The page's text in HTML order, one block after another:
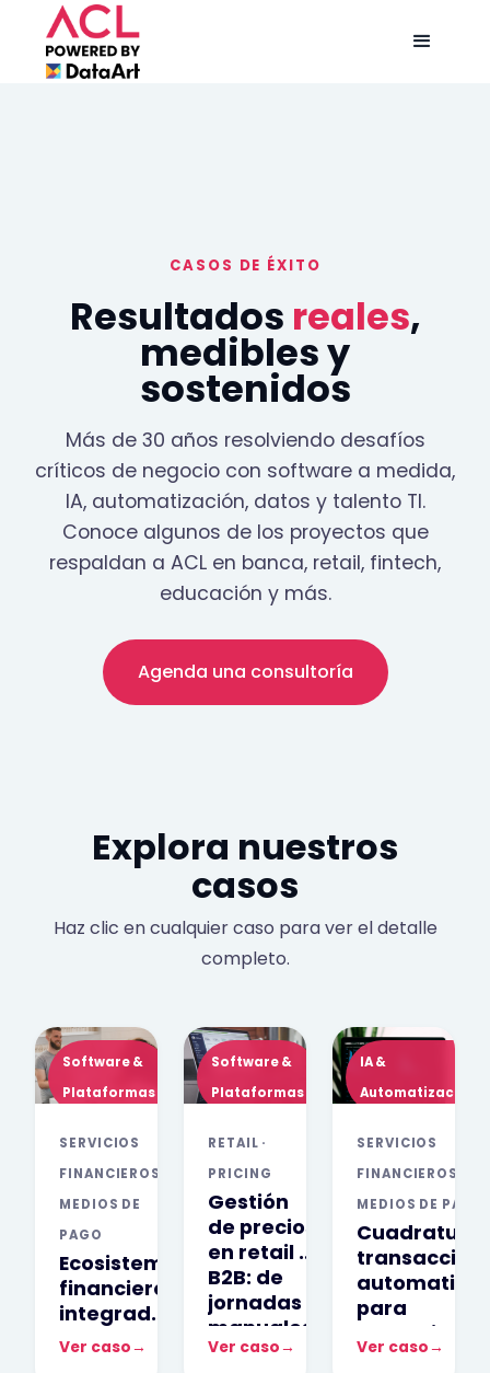
CASOS DE ÉXITO
Resultados reales,
medibles y
sostenidos
Más de 30 años resolviendo desafíos
críticos de negocio con software a medida,
IA, automatización, datos y talento TI.
Conoce algunos de los proyectos que
respaldan a ACL en banca, retail, fintech,
educación y más.
Agenda una consultoría
Explora nuestros
casos
Haz clic en cualquier caso para ver el detalle
completo.
Software &
Plataformas
SERVICIOS
FINANCIEROS ·
MEDIOS DE
PAGO
Ecosistema
financiero
integrado:
gestión
Ver caso→
Software &
Plataformas
RETAIL ·
PRICING
Gestión
de precios
en retail y
B2B: de
jornadas
manuales
a
Ver caso→
IA &
Automatización
SERVICIOS
FINANCIEROS ·
MEDIOS DE PAGO
Cuadratura
para
operaciones
con marcas
Ver caso→